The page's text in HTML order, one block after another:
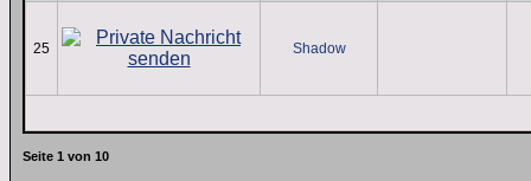
25 Shadow
Seite 1 von 10